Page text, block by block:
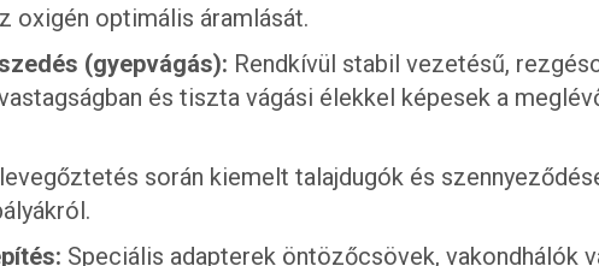
oxigén optimális áramlását.
(gyepvágás): Rendkívül stabil vezetésű,
és tiszta vágási élekkel képesek a
során kiemelt talajdugók és
Speciális adapterek öntözőcsövek, vakondhálók